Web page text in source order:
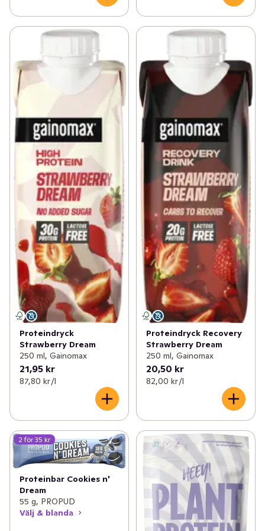
Proteindryck
Strawberry Dream
250 ml, Gainomax
21,95 kr
87,80 kr /l
Proteindryck Recovery
Strawberry Dream
250 ml, Gainomax
20,50 kr
82,00 kr /l
2 för 35 kr
Proteinbar Cookies n'
Dream
55 g, PROPUD
Välj & blanda